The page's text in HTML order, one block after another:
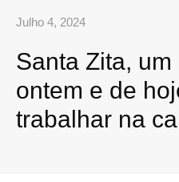
Julho 4, 2024
Santa Zita,
ontem e de
trabalhar na